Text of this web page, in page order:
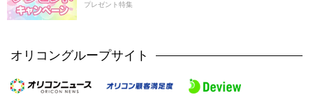
プレゼント特集
オリコングループサイト